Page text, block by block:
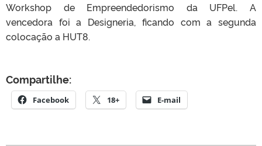
Workshop de Empreendedorismo da UFPel. A
vencedora foi a Designeria, ficando com a segunda
colocação a HUT8.
Compartilhe:
Facebook 18+ E-mail